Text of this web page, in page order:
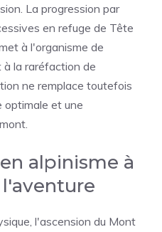
La progression par
en refuge de Tête
à l'organisme de
la raréfaction de
ne remplace toutefois
optimale et une
alpinisme à
l'ascension du Mont